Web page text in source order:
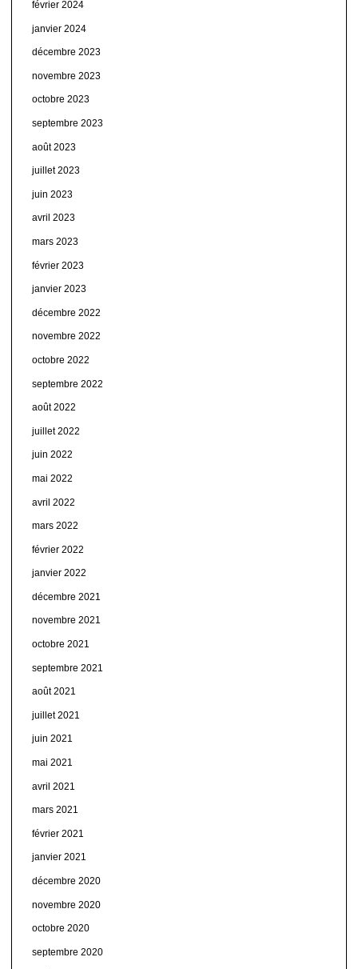
février 2024
janvier 2024
décembre 2023
novembre 2023
octobre 2023
septembre 2023
août 2023
juillet 2023
juin 2023
avril 2023
mars 2023
février 2023
janvier 2023
décembre 2022
novembre 2022
octobre 2022
septembre 2022
août 2022
juillet 2022
juin 2022
mai 2022
avril 2022
mars 2022
février 2022
janvier 2022
décembre 2021
novembre 2021
octobre 2021
septembre 2021
août 2021
juillet 2021
juin 2021
mai 2021
avril 2021
mars 2021
février 2021
janvier 2021
décembre 2020
novembre 2020
octobre 2020
septembre 2020